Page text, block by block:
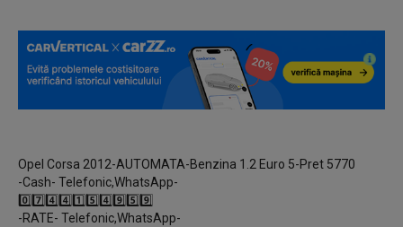
Opel Corsa 2012-AUTOMATA-Benzina 1.2 Euro 5-Pret 5770
-Cash- Telefonic,WhatsApp-
0️⃣7️⃣4️⃣4️⃣1️⃣5️⃣4️⃣9️⃣5️⃣9️⃣
-RATE- Telefonic,WhatsApp-